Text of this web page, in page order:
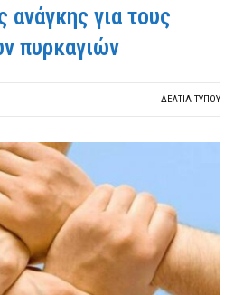
ανάγκης για τους
πυρκαγιών
ΔΕΛΤΙΑ ΤΥΠΟΥ